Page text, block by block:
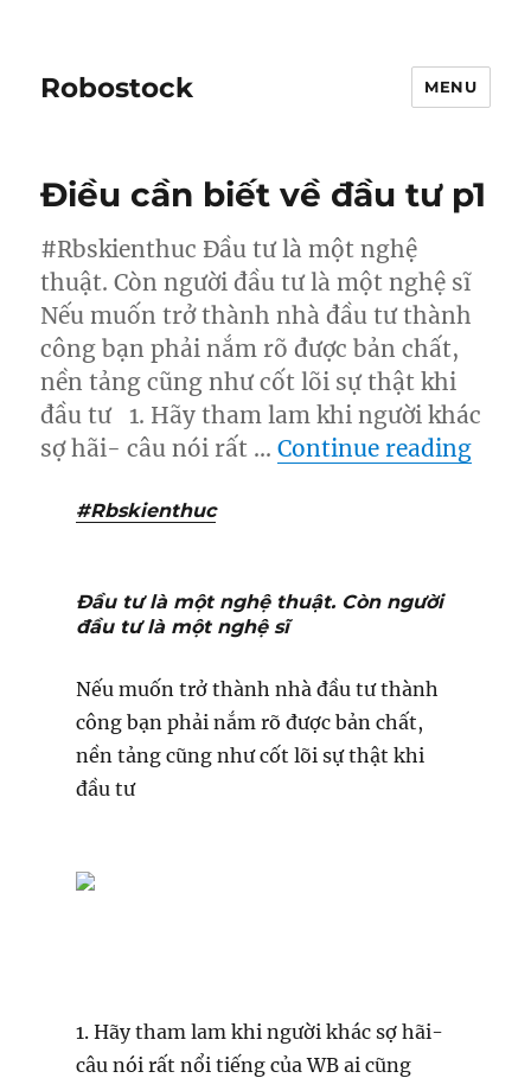
Robostock MENU
Điều cần biết về đầu tư p1
#Rbskienthuc Đầu tư là một nghệ
thuật. Còn người đầu tư là một nghệ sĩ
Nếu muốn trở thành nhà đầu tư thành
công bạn phải nắm rõ được bản chất,
nền tảng cũng như cốt lõi sự thật khi
đầu tư 1. Hãy tham lam khi người khác
sợ hãi- câu nói rất …Continue reading
#Rbskienthuc
Đầu tư là một nghệ thuật. Còn người
đầu tư là một nghệ sĩ
Nếu muốn trở thành nhà đầu tư thành
công bạn phải nắm rõ được bản chất,
nền tảng cũng như cốt lõi sự thật khi
đầu tư
1. Hãy tham lam khi người khác sợ hãi-
câu nói rất nổi tiếng của WB ai cũng